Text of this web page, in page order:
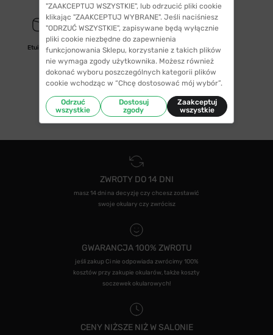
Etui/woreczek
ZWROTY DO 14 DNI
masz 14 dni na decyzję czy chcesz zostawić
swoje okulary czy zwrócisz
GWARANCJA 100% ZWROTU
jeśli zakup Ci nie odpowiada zwrócimy 100%
kosztów przy zakupie okularów, także koszty
soczewek okularowych!
CENY NIŻSZE NIŻ W SALONIE
"ZAAKCEPTUJ WSZYSTKIE", lub odrzucić pliki cookie
klikając "ZAAKCEPTUJ WYBRANE". Jeśli naciśniesz
"ODRZUĆ WSZYSTKIE", zapisywane będą wyłącznie
pliki cookie niezbędne do zapewnienia
funkcjonowania Sklepu, korzystanie z takich plików
nie wymaga zgody użytkownika. Możesz również
dokonać wyboru poszczególnych kategorii plików
cookie wchodząc w “Chcę dostosować mój wybór”.
Odrzuć
wszystkie
Dostosuj
zgody
Zaakceptuj
wszystkie